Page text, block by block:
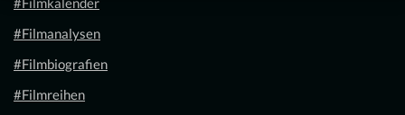
#Filmanalysen
#Filmbiografien
#Filmreihen